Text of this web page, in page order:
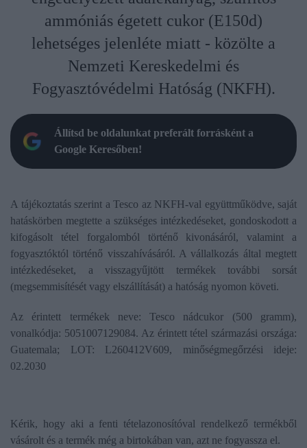
ammóniás égetett cukor (E150d)
lehetséges jelenléte miatt - közölte a
Nemzeti Kereskedelmi és
Fogyasztóvédelmi Hatóság (NKFH).
Állítsd be oldalunkat preferált forrásként a
Google Keresőben!
A tájékoztatás szerint a Tesco az NKFH-val együttműködve, saját
hatáskörben megtette a szükséges intézkedéseket, gondoskodott a
kifogásolt tétel forgalomból történő kivonásáról, valamint a
fogyasztóktól történő visszahívásáról. A vállalkozás által megtett
intézkedéseket, a visszagyűjtött termékek további sorsát
(megsemmisítését vagy elszállítását) a hatóság nyomon követi.
Az érintett termékek neve: Tesco nádcukor (500 gramm),
vonalkódja: 5051007129084. Az érintett tétel származási országa:
Guatemala; LOT: L260412V609, minőségmegőrzési ideje:
02.2030
Kérik, hogy aki a fenti tételazonosítóval rendelkező termékből
vásárolt és a termék még a birtokában van, azt ne fogyassza el.